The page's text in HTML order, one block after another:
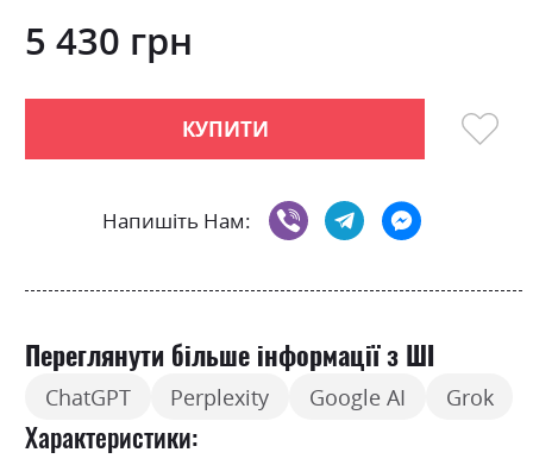
of
the
gallery
5 430 грн
КУПИТИ
Напишіть Нам:
Переглянути більше інформації з ШІ
ChatGPT Perplexity Google AI Grok
Характеристики